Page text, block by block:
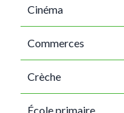
Cinéma
Commerces
Crèche
École primaire